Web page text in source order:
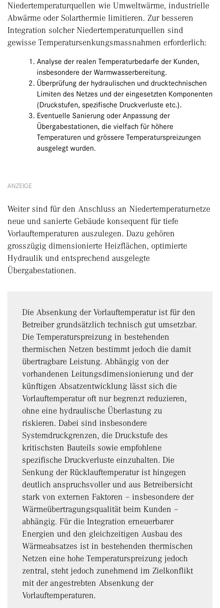
Niedertemperaturquellen wie Umweltwärme, industrielle
Abwärme oder Solarthermie limitieren. Zur besseren
Integration solcher Niedertemperaturquellen sind
gewisse Temperatursenkungsmassnahmen erforderlich:
Analyse der realen Temperaturbedarfe der Kunden,
insbesondere der Warmwasserbereitung.
Überprüfung der hydraulischen und drucktechnischen
Limiten des Netzes und der eingesetzten Komponenten
(Druckstufen, spezifische Druckverluste etc.).
Eventuelle Sanierung oder Anpassung der
Übergabestationen, die vielfach für höhere
Temperaturen und grössere Temperaturspreizungen
ausgelegt wurden.
ANZEIGE
Weiter sind für den Anschluss an Niedertemperaturnetze
neue und sanierte Gebäude konsequent für tiefe
Vorlauftemperaturen auszulegen. Dazu gehören
grosszügig dimensionierte Heizflächen, optimierte
Hydraulik und entsprechend ausgelegte
Übergabestationen.
Die Absenkung der Vorlauftemperatur ist für den
Betreiber grundsätzlich technisch gut umsetzbar.
Die Temperaturspreizung in bestehenden
thermischen Netzen bestimmt jedoch die damit
übertragbare Leistung. Abhängig von der
vorhandenen Leitungsdimensionierung und der
künftigen Absatzentwicklung lässt sich die
Vorlauftemperatur oft nur begrenzt reduzieren,
ohne eine hydraulische Überlastung zu
riskieren. Dabei sind insbesondere
Systemdruckgrenzen, die Druckstufe des
kritischsten Bauteils sowie empfohlene
spezifische Druckverluste einzuhalten. Die
Senkung der Rücklauftemperatur ist hingegen
deutlich anspruchsvoller und aus Betreibersicht
stark von externen Faktoren – insbesondere der
Wärmeübertragungsqualität beim Kunden –
abhängig. Für die Integration erneuerbarer
Energien und den gleichzeitigen Ausbau des
Wärmeabsatzes ist in bestehenden thermischen
Netzen eine hohe Temperaturspreizung jedoch
zentral, steht jedoch zunehmend im Zielkonflikt
mit der angestrebten Absenkung der
Vorlauftemperaturen.